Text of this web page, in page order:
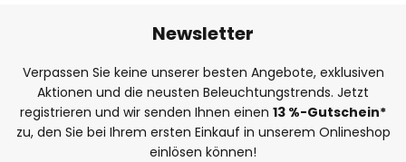
Newsletter
Verpassen Sie keine unserer besten Angebote, exklusiven
Aktionen und die neusten Beleuchtungstrends. Jetzt
registrieren und wir senden Ihnen einen 13 %-Gutschein*
zu, den Sie bei Ihrem ersten Einkauf in unserem Onlineshop
einlösen können!